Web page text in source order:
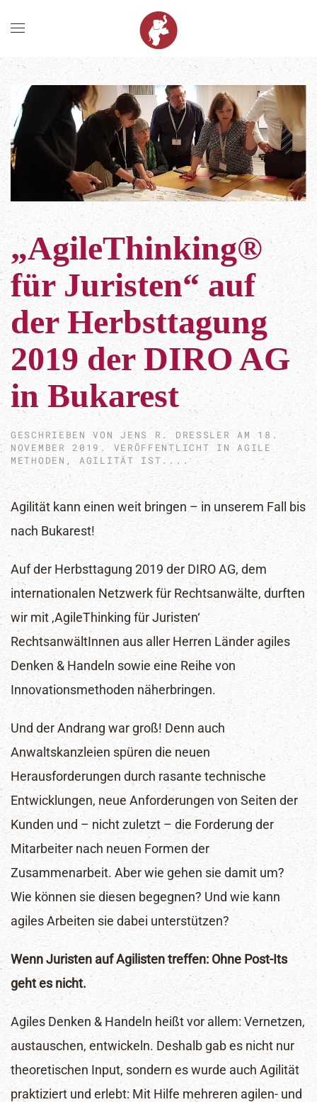
Zum Hauptinhalt springen
„AgileThinking®
für Juristen“ auf
der Herbsttagung
2019 der DIRO AG
in Bukarest
GESCHRIEBEN VONJENS R. DRESSLER AM 18.
NOVEMBER 2019 . VERÖFFENTLICHT INAGILE
METHODEN ,AGILITÄT IST... .
Agilität kann einen weit bringen – in unserem Fall bis
nach Bukarest!
Auf der Herbsttagung 2019 der DIRO AG, dem
internationalen Netzwerk für Rechtsanwälte, durften
wir mit ‚AgileThinking für Juristen‘
RechtsanwältInnen aus aller Herren Länder agiles
Denken & Handeln sowie eine Reihe von
Innovationsmethoden näherbringen.
Und der Andrang war groß! Denn auch
Anwaltskanzleien spüren die neuen
Herausforderungen durch rasante technische
Entwicklungen, neue Anforderungen von Seiten der
Kunden und – nicht zuletzt – die Forderung der
Mitarbeiter nach neuen Formen der
Zusammenarbeit. Aber wie gehen sie damit um?
Wie können sie diesen begegnen? Und wie kann
agiles Arbeiten sie dabei unterstützen?
Wenn Juristen auf Agilisten treffen: Ohne Post-Its
geht es nicht.
Agiles Denken & Handeln heißt vor allem: Vernetzen,
austauschen, entwickeln. Deshalb gab es nicht nur
theoretischen Input, sondern es wurde auch Agilität
praktiziert und erlebt: Mit Hilfe mehreren agilen- und